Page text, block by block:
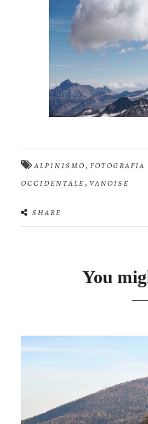
ALPINISMO ,
OCCIDENTALE , VANOISE
SHARE
You